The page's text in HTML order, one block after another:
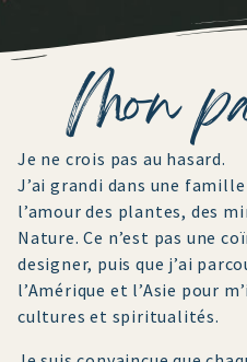
Mon
Je ne crois pas au hasard.
J’ai grandi dans une
l’amour des plantes, des
Nature. Ce n’est pas une
designer, puis que j’ai
l’Amérique et l’Asie pour
cultures et spiritualités.